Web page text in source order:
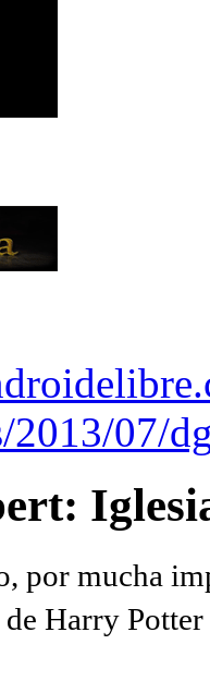
2013/07/
por mucha
Harry